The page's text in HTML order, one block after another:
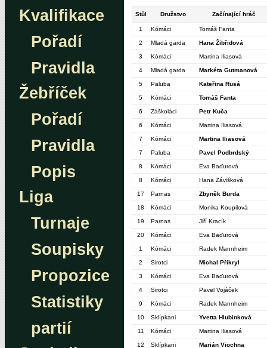
Kvalifikace
Pořadí
Pravidla
Žebříček
Pořadí
Pravidla
Popis
Liga
Turnaje
Soupisky
Propozice
Statistiky
partií
Stůl Družstvo Začínající hráč
1 Kómáci Tomáš Fanta
2 Mladá garda Hana Žibřidová
3 Kómáci Martina Iliasová
4 Mladá garda Markéta Gutmanová
5 Paluba Kateřina Rusá
5 Kómáci Tomáš Fanta
6 Záškoláci Petr Kuča
6 Kómáci Martina Iliasová
7 Kómáci Martina Iliasová
7 Paluba Pavel Podbrdský
8 Kómáci Eva Baďurová
8 Kómáci Hana Závišková
17 Parnas Zbyněk Burda
18 Kómáci Monika Koupilová
19 Parnas Jiří Kracík
20 Kómáci Eva Baďurová
1 Kómáci Radek Mannheim
2 Sirotci Michal Přikryl
3 Kómáci Eva Baďurová
4 Sirotci Pavel Vojáček
9 Kómáci Radek Mannheim
10 Sklípkani Yvetta Hlubinková
11 Kómáci Martina Iliasová
12 Sklípkani Marián Viochna